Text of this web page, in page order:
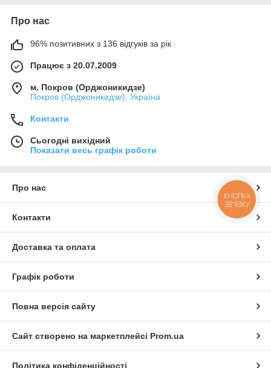
Про нас
96% позитивних з 136 відгуків за рік
Працює з 20.07.2009
м. Покров (Орджоникидзе)
Покров (Орджоникидзе), Україна
Контакти
Сьогодні вихідний
Показати весь графік роботи
Про нас
Контакти
Доставка та оплата
Графік роботи
Повна версія сайту
Сайт створено на маркетплейсі Prom.ua
Політика конфіденційності
КНОПКА
ЗВ'ЯЗКУ